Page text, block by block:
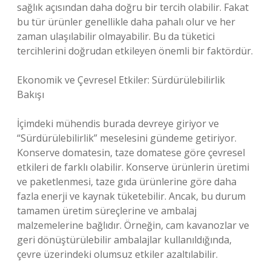
sağlık açısından daha doğru bir tercih olabilir. Fakat
bu tür ürünler genellikle daha pahalı olur ve her
zaman ulaşılabilir olmayabilir. Bu da tüketici
tercihlerini doğrudan etkileyen önemli bir faktördür.
Ekonomik ve Çevresel Etkiler: Sürdürülebilirlik
Bakışı
İçimdeki mühendis burada devreye giriyor ve
“Sürdürülebilirlik” meselesini gündeme getiriyor.
Konserve domatesin, taze domatese göre çevresel
etkileri de farklı olabilir. Konserve ürünlerin üretimi
ve paketlenmesi, taze gıda ürünlerine göre daha
fazla enerji ve kaynak tüketebilir. Ancak, bu durum
tamamen üretim süreçlerine ve ambalaj
malzemelerine bağlıdır. Örneğin, cam kavanozlar ve
geri dönüştürülebilir ambalajlar kullanıldığında,
çevre üzerindeki olumsuz etkiler azaltılabilir.